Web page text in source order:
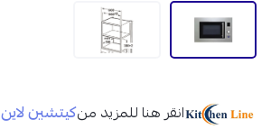
انقر هنا للمزيد منكيتشين لاين